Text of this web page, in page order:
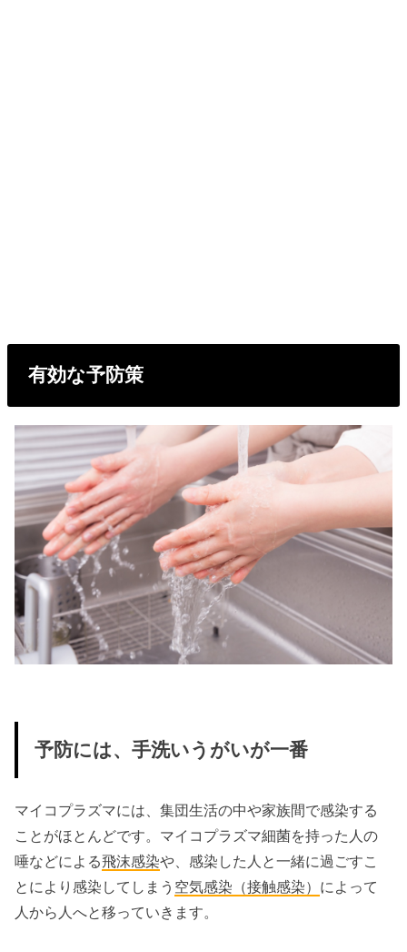
有効な予防策
予防には、手洗いうがいが一番
マイコプラズマには、集団生活の中や家族間で感染する
ことがほとんどです。マイコプラズマ細菌を持った人の
唾などによる飛沫感染や、感染した人と一緒に過ごすこ
とにより感染してしまう 空気感染（接触感染） によって
人から人へと移っていきます。